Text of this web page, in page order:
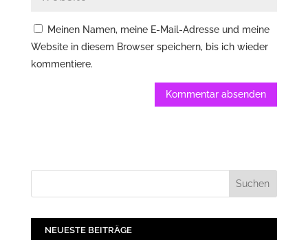
Meinen Namen, meine E-Mail-Adresse und meine
Website in diesem Browser speichern, bis ich wieder
kommentiere.
NEUESTE BEITRÄGE